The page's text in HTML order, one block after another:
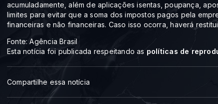
acumuladamente, além de aplicações isentas, poupança,
limites para evitar que a soma dos impostos pagos pela
financeiras e não financeiras. Caso isso ocorra, haverá
Fonte: Agência Brasil
Esta notícia foi publicada respeitando as políticas de
Compartilhe essa notícia